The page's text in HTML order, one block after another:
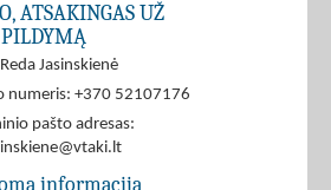
ATSAKINGAS UŽ
Jasinskienė
numeris: +370 52107176
pašto adresas:
informacija